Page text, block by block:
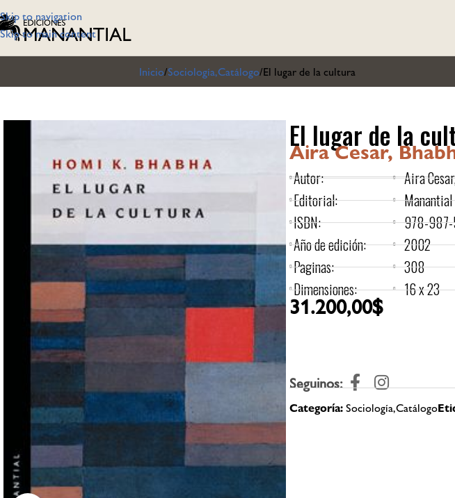
Skip to navigation
Skip to main content
Inicio Sociología,Catálogo El lugar de la cultura
El lugar de la
Aira Cesar,
Autor:
Editorial:
ISBN:
Año de edición:
Paginas:
Dimensiones:
Aira
Manantial
978-
2002
308
16 x 23
31.200,00$
Seguinos:
Categoría:Sociología,Catálogo